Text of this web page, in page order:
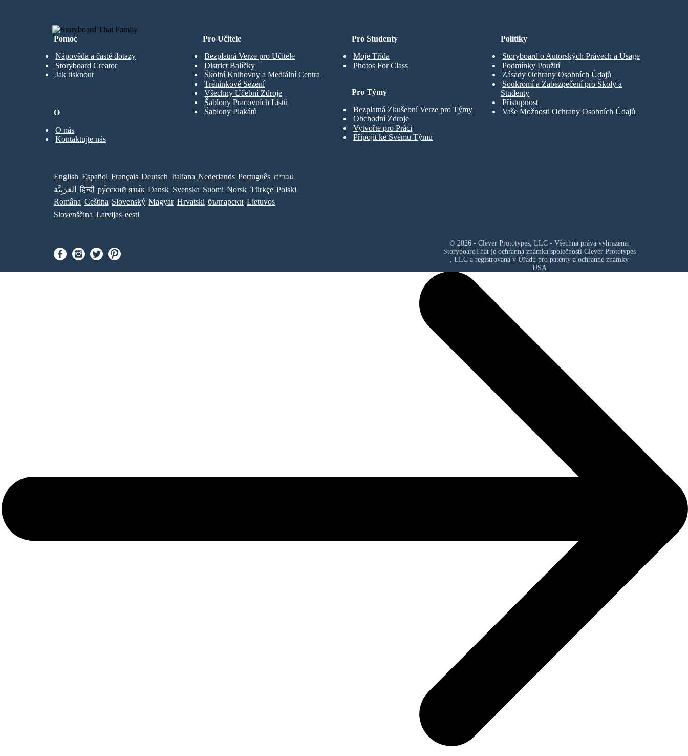
Pomoc
Nápověda a časté dotazy
Storyboard Creator
Jak tisknout
Pro Studenty
Moje Třída
Photos For Class
Pro Učitele
Bezplatná Verze pro Učitele
District Balíčky
Školní Knihovny a Mediální Centra
Tréninkové Sezení
Všechny Učební Zdroje
Šablony Pracovních Listů
Šablony Plakátů
Pro Týmy
Bezplatná Zkušební Verze pro Týmy
Obchodní Zdroje
Vytvořte pro Práci
Připojit ke Svému Týmu
O
O nás
Kontaktujte nás
Politiky
Storyboard o Autorských Právech a Usage
Podmínky Použití
Zásady Ochrany Osobních Údajů
Soukromí a Zabezpečení pro Školy a
Studenty
Přístupnost
Vaše Možnosti Ochrany Osobních Údajů
English Español Français Deutsch Italiana Nederlands Português עברית
العَرَبِيَّة
हिन्दी ру́сский язы́к Dansk Svenska Suomi Norsk Türkçe Polski
Româna Ceština Slovenský Magyar Hrvatski български Lietuvos
Slovenščina Latvijas eesti
© 2026 - Clever Prototypes, LLC - Všechna práva vyhrazena.
StoryboardThat je ochranná známka společnosti Clever Prototypes
, LLC a registrovaná v Úřadu pro patenty a ochranné známky
USA